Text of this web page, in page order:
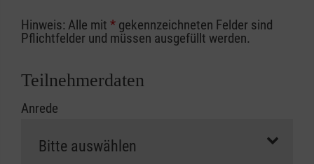
Sofern Sie ein Kostenübernahmeverfahren
Ihrer Berufsgenossenschaft / Unfallkasse
Abrechnungsunterlagen spätestens zu
erfolgt eine Abrechnung der vollen Kursgebühr
Die notwendigen Formulare für die
Hinweis: Alle mit * gekennzeichneten Felder sind
Pflichtfelder und müssen ausgefüllt werden.
Teilnehmerdaten
Anrede